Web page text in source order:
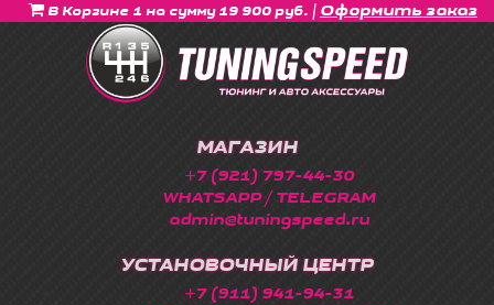
В Корзине 1 на сумму 19 900 руб. | Оформить заказ
МАГАЗИН
+7 (921) 797-44-30
WHATSAPP / TELEGRAM
admin@tuningspeed.ru
УСТАНОВОЧНЫЙ ЦЕНТР
+7 (911) 941-94-31